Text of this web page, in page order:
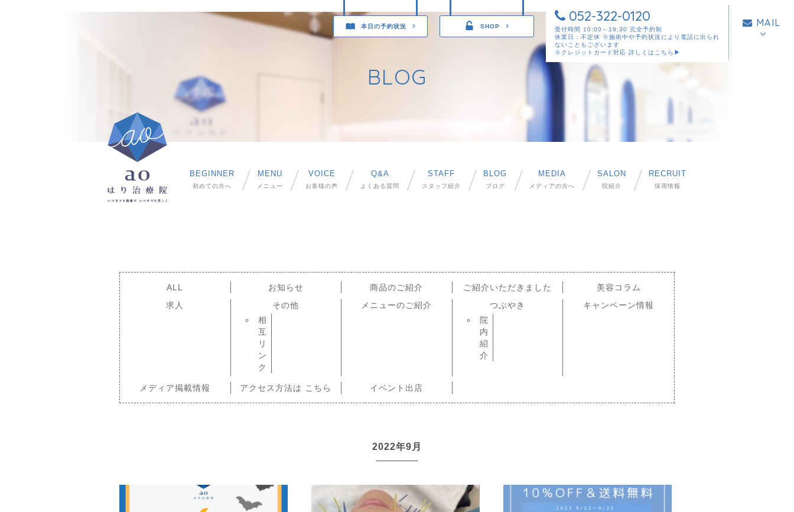
本日の予約状況 SHOP
052-322-0120
受付時間 10:00～19:30 完全予約制
休業日：不定休 ※施術中や予約状況により電話に出られ
ないこともございます
※クレジットカード対応 詳しくはこちら▶︎
MAIL
BLOG
BEGINNER
初めての方へ
MENU
メニュー
VOICE
お客様の声
Q&A
よくある質問
STAFF
スタッフ紹介
BLOG
ブログ
MEDIA
メディアの方へ
SALON
院紹介
RECRUIT
採用情報
ALL お知らせ 商品のご紹介 ご紹介いただきました
美容コラム
求人
その他
相
互
リ
ン
ク
メニューのご紹介
つぶやき
院
内
紹
介
キャンペーン情報
メディア掲載情報 アクセス方法は こちら イベント出店
2022年9月